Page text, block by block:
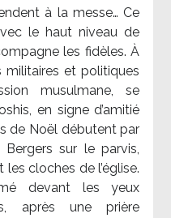
à la messe… Ce
le haut niveau de
les fidèles. À
militaires et politiques
musulmane, se
en signe d’amitié
de Noël débutent par
sur le parvis,
cloches de l’église.
devant les yeux
après une prière